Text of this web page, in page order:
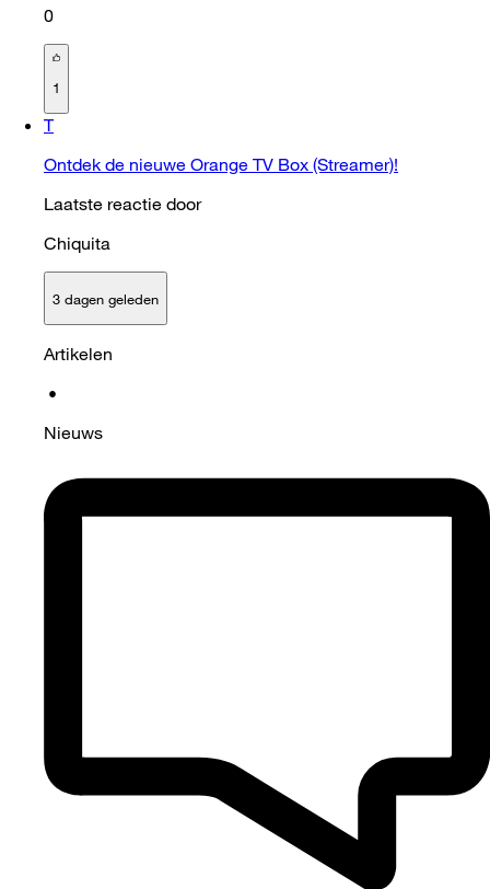
0
1
T
Ontdek de nieuwe Orange TV Box (Streamer)!
Laatste reactie door
Chiquita
3 dagen geleden
Artikelen
•
Nieuws